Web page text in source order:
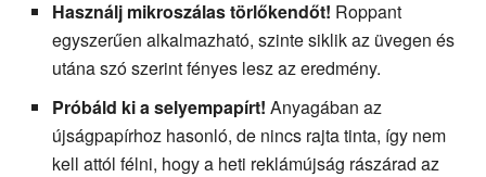
Használj mikroszálas törlőkendőt! Roppant
egyszerűen alkalmazható, szinte siklik az üvegen és
utána szó szerint fényes lesz az eredmény.
Próbáld ki a selyempapírt! Anyagában az
újságpapírhoz hasonló, de nincs rajta tinta, így nem
kell attól félni, hogy a heti reklámújság rászárad az